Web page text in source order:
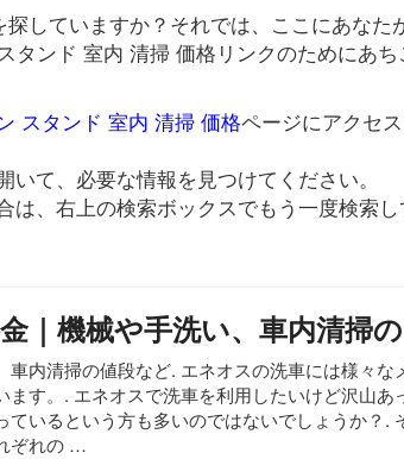
していますか？それでは、ここにあなた
タンド 室内 清掃 価格リンクのためにあち
スタンド 室内 清掃 価格ページにアクセス
て、必要な情報を見つけてください。
は、右上の検索ボックスでもう一度検索し
｜機械や手洗い、車内清掃
内清掃の値段など. エネオスの洗車には様々な
す。. エネオスで洗車を利用したいけど沢山あ
いるという方も多いのではないでしょうか？.
ぞれの …